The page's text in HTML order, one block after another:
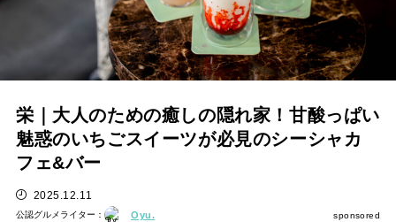
栄｜大人のための癒しの隠れ家！甘酸っぱい
魅惑のいちごスイーツが必見のシーシャカ
フェ&バー
2025.12.11
公認グルメライター： Oyu. sponsored